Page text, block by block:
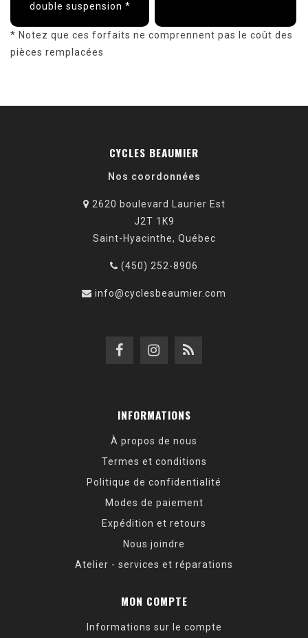
double suspension *
* Notez que ces forfaits ne comprennent pas le coût des
pièces remplacées
CYCLES BEAUMIER
Nos coordonnées
2620 boulevard Laurier Est
J2T 1K9
Saint-Hyacinthe, Québec
(450) 252-8906
info@cyclesbeaumier.com
INFORMATIONS
À propos de nous
Termes et conditions
Politique de confidentialité
Modes de paiement
Expédition et retours
Nous joindre
Atelier - services et réparations
MON COMPTE
Informations sur le compte